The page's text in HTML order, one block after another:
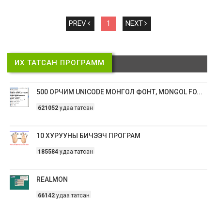
PREV 1 NEXT
ИХ ТАТСАН ПРОГРАММ
500 ОРЧИМ UNICODE МОНГОЛ ФОНТ, MONGOL FO...
621052 удаа татсан
10 ХУРУУНЫ БИЧЭЭЧ ПРОГРАМ
185584 удаа татсан
REALMON
66142 удаа татсан